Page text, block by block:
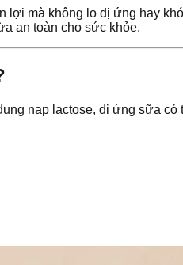
lợi mà không lo dị ứng hay
an toàn cho sức khỏe.
nạp lactose, dị ứng sữa